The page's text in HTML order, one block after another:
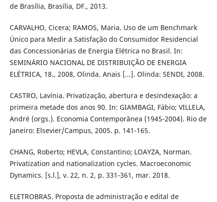
de Brasília, Brasília, DF., 2013.
CARVALHO, Cicera; RAMOS, Maria. Uso de um Benchmark
Único para Medir a Satisfação do Consumidor Residencial
das Concessionárias de Energia Elétrica no Brasil. In:
SEMINÁRIO NACIONAL DE DISTRIBUIÇÃO DE ENERGIA
ELÉTRICA, 18., 2008, Olinda. Anais [...]. Olinda: SENDI, 2008.
CASTRO, Lavínia. Privatização, abertura e desindexação: a
primeira metade dos anos 90. In: GIAMBAGI, Fábio; VILLELA,
André (orgs.). Economia Contemporânea (1945-2004). Rio de
Janeiro: Elsevier/Campus, 2005. p. 141-165.
CHANG, Roberto; HEVLA, Constantino; LOAYZA, Norman.
Privatization and nationalization cycles. Macroeconomic
Dynamics. [s.l.], v. 22, n. 2, p. 331-361, mar. 2018.
ELETROBRAS. Proposta de administração e edital de